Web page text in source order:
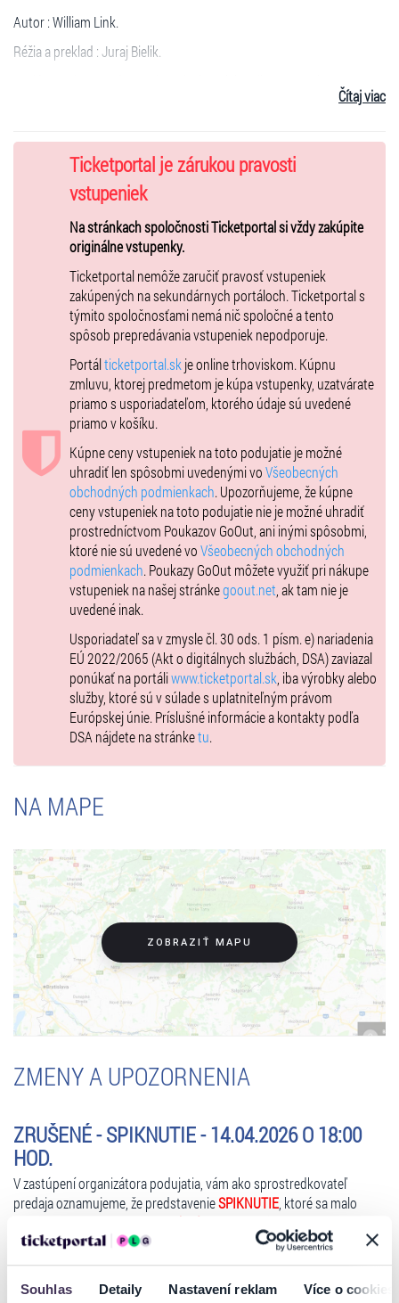
Souhlas Detaily Nastavení reklam Více o cookies
Autor : William Link.
Réžia a preklad : Juraj Bielik.
Čítaj viac
Ticketportal je zárukou pravosti
vstupeniek
Na stránkach spoločnosti Ticketportal si vždy zakúpite
originálne vstupenky.
Ticketportal nemôže zaručiť pravosť vstupeniek
zakúpených na sekundárnych portáloch. Ticketportal s
týmito spoločnosťami nemá nič spoločné a tento
spôsob prepredávania vstupeniek nepodporuje.
Portálticketportal.sk je online trhoviskom. Kúpnu
zmluvu, ktorej predmetom je kúpa vstupenky, uzatvárate
priamo s usporiadateľom, ktorého údaje sú uvedené
priamo v košíku.
Kúpne ceny vstupeniek na toto podujatie je možné
uhradiť len spôsobmi uvedenými voVšeobecných
obchodných podmienkach. Upozorňujeme, že kúpne
ceny vstupeniek na toto podujatie nie je možné uhradiť
prostredníctvom Poukazov GoOut, ani inými spôsobmi,
ktoré nie sú uvedené voVšeobecných obchodných
podmienkach. Poukazy GoOut môžete využiť pri nákupe
vstupeniek na našej stránkegoout.net , ak tam nie je
uvedené inak.
Usporiadateľ sa v zmysle čl. 30 ods. 1 písm. e) nariadenia
EÚ 2022/2065 (Akt o digitálnych službách, DSA) zaviazal
ponúkať na portáliwww.ticketportal.sk , iba výrobky alebo
služby, ktoré sú v súlade s uplatniteľným právom
Európskej únie. Príslušné informácie a kontakty podľa
DSA nájdete na stránketu.
NA MAPE
ZOBRAZIŤ MAPU
ZMENY A UPOZORNENIA
ZRUŠENÉ - SPIKNUTIE - 14.04.2026 O 18:00
HOD.
V zastúpení organizátora podujatia, vám ako sprostredkovateľ
predaja oznamujeme, že predstavenieSPIKNUTIE , ktoré sa malo
14.04.2026 o 18:00 hod.
ZRUŠENÉ!
Klienti môžu vrátiť vstupenky výhradne na tom predajnom mieste,
kde si ich zakúpili.